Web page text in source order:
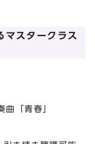
マスタークラス
「青春」